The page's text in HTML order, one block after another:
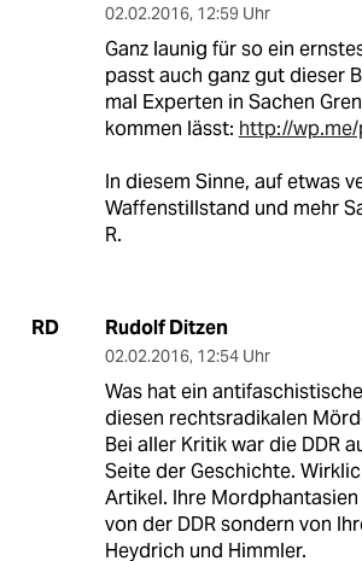
02.02.2016, 12:59 Uhr
Ganz launig für so ein
passt auch ganz gut dieser
mal Experten in Sachen
kommen lässt: http://
In diesem Sinne, auf etwas
Waffenstillstand und mehr
R.
RD Rudolf Ditzen
02.02.2016, 12:54 Uhr
Was hat ein
diesen rechtsradikalen
Bei aller Kritik war die DDR
Seite der Geschichte.
Artikel. Ihre
von der DDR sondern von
Heydrich und Himmler.